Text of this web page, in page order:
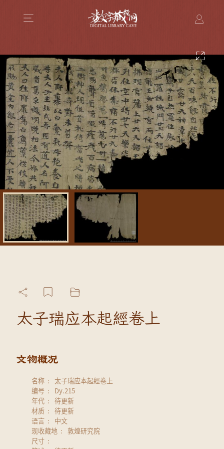
太子瑞应本起經卷上
名称
太子瑞应本起經卷上
编号
Dy.215
年代
待更新
材质
待更新
语言
中文
现收藏地
敦煌研究院
尺寸